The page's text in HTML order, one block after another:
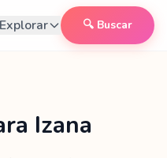
Explorar 🔍 Buscar
Izana